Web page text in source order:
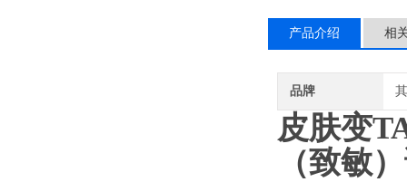
产品介绍 相
品牌
皮肤变
（致敏